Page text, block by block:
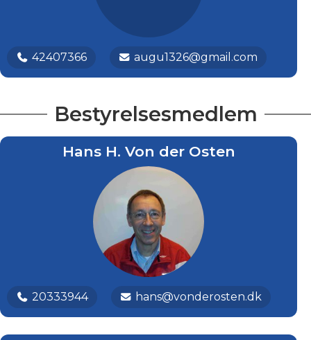
42407366 augu1326@gmail.com
Bestyrelsesmedlem
Hans H. Von der Osten
20333944 hans@vonderosten.dk